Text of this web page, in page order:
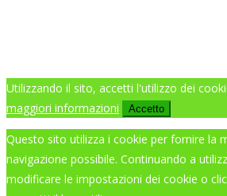
Utilizzando il sito, accetti l'utilizzo dei
maggiori informazioni
Accetto
Questo sito utilizza i cookie per fornire la
navigazione possibile. Continuando a
modificare le impostazioni dei cookie o